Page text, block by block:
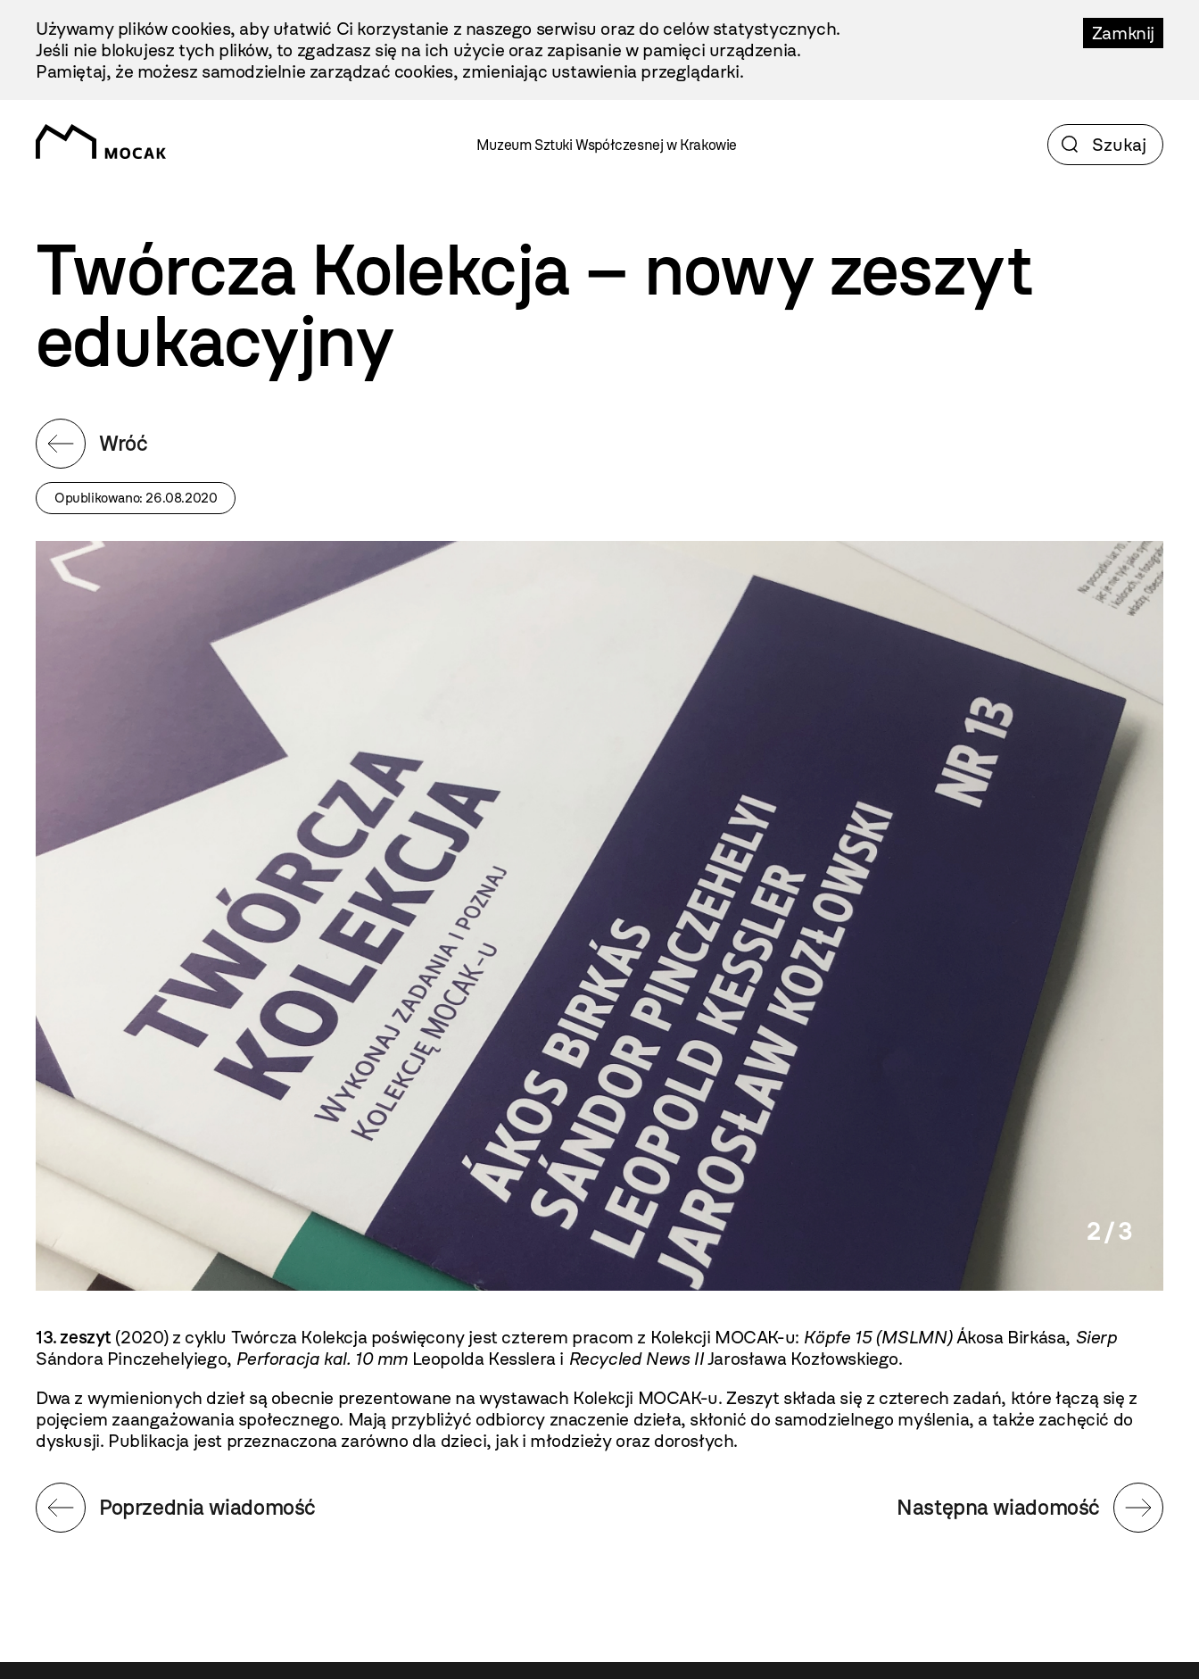
Treści
Zamknij
Używamy plików cookies, aby ułatwić Ci korzystanie z naszego serwisu oraz do celów statystycznych.
Jeśli nie blokujesz tych plików, to zgadzasz się na ich użycie oraz zapisanie w pamięci urządzenia.
Pamiętaj, że możesz samodzielnie zarządzać cookies, zmieniając ustawienia przeglądarki.
Muzeum Sztuki Współczesnej w Krakowie
Twórcza Kolekcja – nowy zeszyt
edukacyjny
Wróć
Opublikowano: 26.08.2020
2 / 3
13. zeszyt (2020) z cyklu Twórcza Kolekcja poświęcony jest czterem pracom z Kolekcji MOCAK-u: Köpfe 15 (MSLMN)Ákosa Birkása, Sierp
Sándora Pinczehelyiego, Perforacja kal. 10 mm Leopolda Kesslera i Recycled News IIJarosława Kozłowskiego.
Dwa z wymienionych dzieł są obecnie prezentowane na wystawach Kolekcji MOCAK-u. Zeszyt składa się z czterech zadań, które łączą się z
pojęciem zaangażowania społecznego. Mają przybliżyć odbiorcy znaczenie dzieła, skłonić do samodzielnego myślenia, a także zachęcić do
dyskusji. Publikacja jest przeznaczona zarówno dla dzieci, jak i młodzieży oraz dorosłych.
Następna wiadomość
Poprzednia wiadomość